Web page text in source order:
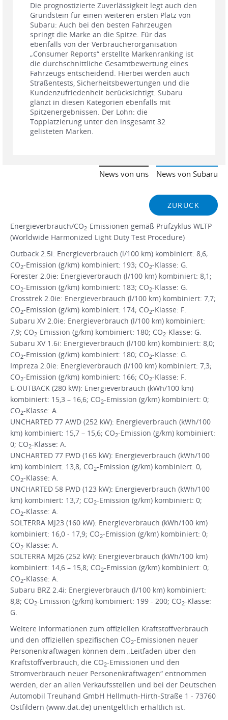
Die prognostizierte Zuverlässigkeit legt auch den
Grundstein für einen weiteren ersten Platz von
Subaru: Auch bei den besten Fahrzeugen
springt die Marke an die Spitze. Für das
ebenfalls von der Verbraucherorganisation
„Consumer Reports“ erstellte Markenranking ist
die durchschnittliche Gesamtbewertung eines
Fahrzeugs entscheidend. Hierbei werden auch
Straßentests, Sicherheitsbewertungen und die
Kundenzufriedenheit berücksichtigt. Subaru
glänzt in diesen Kategorien ebenfalls mit
Spitzenergebnissen. Der Lohn: die
Topplatzierung unter den insgesamt 32
gelisteten Marken.
News von Subaru
News von uns
ZURÜCK
Energieverbrauch/CO2-Emissionen gemäß Prüfzyklus WLTP
(Worldwide Harmonized Light Duty Test Procedure)
Outback 2.5i: Energieverbrauch (l/100 km) kombiniert: 8,6;
CO2-Emission (g/km) kombiniert: 193; CO2-Klasse: G.
Forester 2.0ie: Energieverbrauch (l/100 km) kombiniert: 8,1;
CO2-Emission (g/km) kombiniert: 183; CO2-Klasse: G.
Crosstrek 2.0ie: Energieverbrauch (l/100 km) kombiniert: 7,7;
CO2-Emission (g/km) kombiniert: 174; CO2-Klasse: F.
Subaru XV 2.0ie: Energieverbrauch (l/100 km) kombiniert:
7,9; CO2-Emission (g/km) kombiniert: 180; CO2-Klasse: G.
Subaru XV 1.6i: Energieverbrauch (l/100 km) kombiniert: 8,0;
CO2-Emission (g/km) kombiniert: 180; CO2-Klasse: G.
Impreza 2.0ie: Energieverbrauch (l/100 km) kombiniert: 7,3;
CO2-Emission (g/km) kombiniert: 166; CO2-Klasse: F.
E-OUTBACK (280 kW): Energieverbrauch (kWh/100 km)
kombiniert: 15,3 – 16,6; CO2-Emission (g/km) kombiniert: 0;
CO2-Klasse: A.
UNCHARTED 77 AWD (252 kW): Energieverbrauch (kWh/100
km) kombiniert: 15,7 – 15,6; CO2-Emission (g/km) kombiniert:
0; CO2-Klasse: A.
UNCHARTED 77 FWD (165 kW): Energieverbrauch (kWh/100
km) kombiniert: 13,8; CO2-Emission (g/km) kombiniert: 0;
CO2-Klasse: A.
UNCHARTED 58 FWD (123 kW): Energieverbrauch (kWh/100
km) kombiniert: 13,7; CO2-Emission (g/km) kombiniert: 0;
CO2-Klasse: A.
SOLTERRA MJ23 (160 kW): Energieverbrauch (kWh/100 km)
kombiniert: 16,0 - 17,9; CO2-Emission (g/km) kombiniert: 0;
CO2-Klasse: A.
SOLTERRA MJ26 (252 kW): Energieverbrauch (kWh/100 km)
kombiniert: 14,6 – 15,8; CO2-Emission (g/km) kombiniert: 0;
CO2-Klasse: A.
Subaru BRZ 2.4i: Energieverbrauch (l/100 km) kombiniert:
8,8; CO2-Emission (g/km) kombiniert: 199 - 200; CO2-Klasse:
G.
Weitere Informationen zum offiziellen Kraftstoffverbrauch
und den offiziellen spezifischen CO2-Emissionen neuer
Personenkraftwagen können dem „Leitfaden über den
Kraftstoffverbrauch, die CO2-Emissionen und den
Stromverbrauch neuer Personenkraftwagen“ entnommen
werden, der an allen Verkaufsstellen und bei der Deutschen
Automobil Treuhand GmbH Hellmuth-Hirth-Straße 1 - 73760
Ostfildern (www.dat.de) unentgeltlich erhältlich ist.